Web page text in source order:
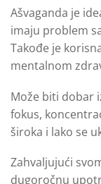
Ašvaganda je
imaju problem
Takođe je
mentalnom
Može biti dobar
fokus,
široka i lako se
Zahvaljujući
dugoročnu